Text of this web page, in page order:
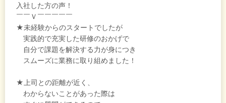
入社した方の声！
￣￣Ｖ￣￣￣￣￣
★未経験からのスタートでしたが
実践的で充実した研修のおかげで
自分で課題を解決する力が身につき
スムーズに業務に取り組めました！
★上司との距離が近く、
わからないことがあった際は